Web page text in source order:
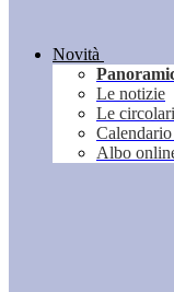
Novità
Le notizie
Le circolari
Albo